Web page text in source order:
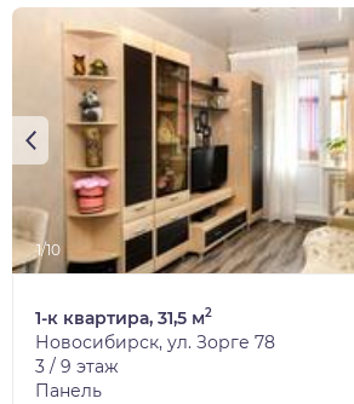
1/10
1-к квартира, 31,5 м2
Новосибирск, ул. Зорге 78
3 / 9 этаж
Панель